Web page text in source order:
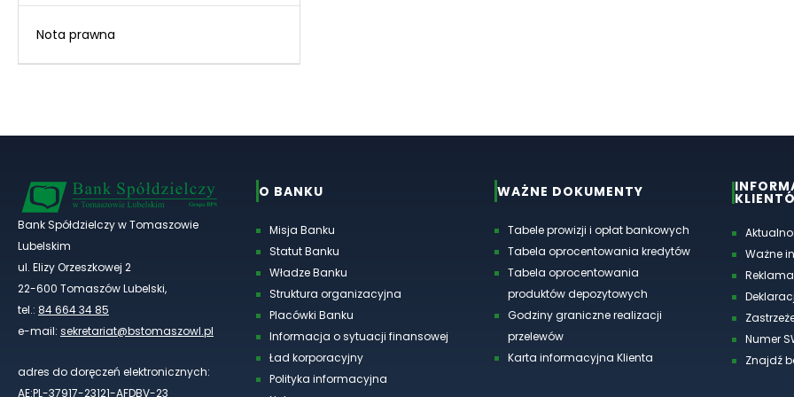
Nota prawna
Bank Spółdzielczy w Tomaszowie
Lubelskim
ul. Elizy Orzeszkowej 2
22-600 Tomaszów Lubelski,
tel.: 84 664 34 85
e-mail: sekretariat@bstomaszowl.pl
adres do doręczeń elektronicznych:
AE:PL-37917-23121-AFDBV-23
O BANKU
Misja Banku
Statut Banku
Władze Banku
Struktura organizacyjna
Placówki Banku
Informacja o sytuacji finansowej
Ład korporacyjny
Polityka informacyjna
WAŻNE DOKUMENTY
Tabele prowizji i opłat bankowych
Tabela oprocentowania kredytów
Tabela oprocentowania
produktów depozytowych
Godziny graniczne realizacji
przelewów
Karta informacyjna Klienta
Ważne
Numer
Znajdź